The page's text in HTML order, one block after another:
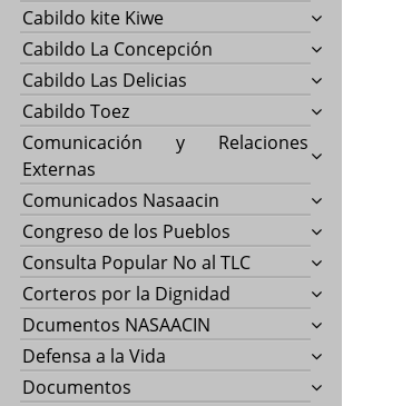
Cabildo kite Kiwe
Cabildo La Concepción
Cabildo Las Delicias
Cabildo Toez
Comunicación y Relaciones
Externas
Comunicados Nasaacin
Congreso de los Pueblos
Consulta Popular No al TLC
Corteros por la Dignidad
Dcumentos NASAACIN
Defensa a la Vida
Documentos